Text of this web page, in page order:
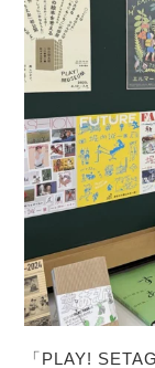
「PLAY!